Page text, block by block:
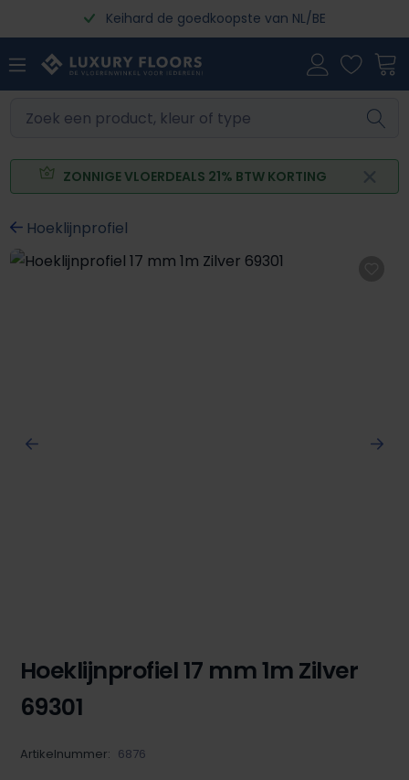
Ga naar de hoofdinhoudKeihard de goedkoopste van NL/BE
ZONNIGE VLOERDEALS 21% BTW KORTING
Hoeklijnprofiel
Afbeeldingengalerij overslaan
Hoeklijnprofiel 17 mm 1m Zilver
69301
Artikelnummer: 6876